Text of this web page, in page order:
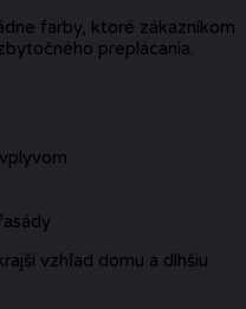
farby, ktoré zákazníkom
preplácania.
vzhľad domu a dlhšiu